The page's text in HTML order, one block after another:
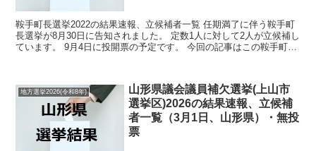
鞍手町長選挙2022の結果速報、立候補者一覧 任期満了に伴う鞍手町
長選挙が8月30日に告知されました。 定数1人に対して2人が立候補し
ています。 9月4日に投開票の予定です。 今回の記事はこの鞍手町長
地方選挙2026(令和8年)
山形県議会議員補欠選挙(上山市
選挙区)2026の結果速報、立候補
者一覧（3月1日、山形県）・無投
票